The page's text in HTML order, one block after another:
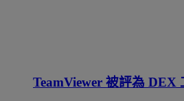
TeamViewer 被評為 DEX